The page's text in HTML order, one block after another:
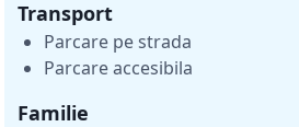
Transport
Parcare pe strada
Parcare accesibila
Familie